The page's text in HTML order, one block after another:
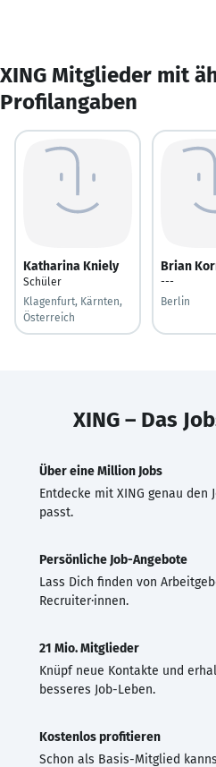
XING Mitglieder mit
Profilangaben
Katharina Kniely
Schüler
Klagenfurt, Kärnten,
Österreich
Brian
---
Berlin
XING – Das
Über eine Million Jobs
Entdecke mit XING genau den
passt.
Persönliche Job-Angebote
Lass Dich finden von
Recruiter·innen.
21 Mio. Mitglieder
Knüpf neue Kontakte und
besseres Job-Leben.
Kostenlos profitieren
Schon als Basis-Mitglied